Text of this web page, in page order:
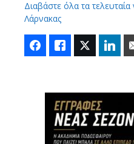
Διαβάστε όλα τα
Λάρνακας
FacebookLike Twitter